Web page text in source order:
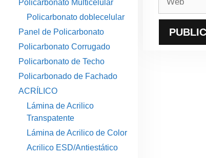
Policarbonato Multicelular
Policarbonato doblecelular
Panel de Policarbonato
Policarbonato Corrugado
Policarbonato de Techo
Policarbonado de Fachado
ACRÍLICO
Lámina de Acrilico
Transpatente
Lámina de Acrilico de Color
Acrilico ESD/Antiestático